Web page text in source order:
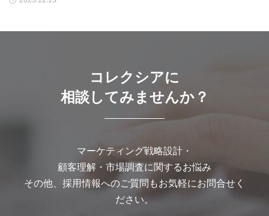
コレクシアに
相談してみませんか？
マーケティング戦略設計・
顧客理解・市場調査に関するお悩み
その他、採用情報へのご質問もお気軽にお問合せく
ださい。